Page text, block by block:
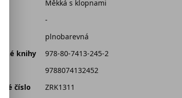
Měkká s klopnami
-
plnobarevná
knihy
978-80-7413-245-2
9788074132452
číslo
ZRK1311